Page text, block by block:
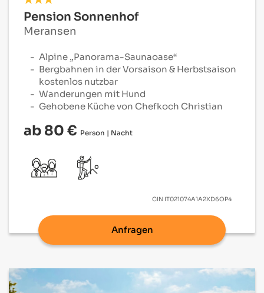
Pension Sonnenhof
Meransen
Alpine „Panorama-Saunaoase“
Bergbahnen in der Vorsaison & Herbstsaison
kostenlos nutzbar
Wanderungen mit Hund
Gehobene Küche von Chefkoch Christian
ab 80 € Person | Nacht
CIN IT021074A1A2XD6OP4
Anfragen